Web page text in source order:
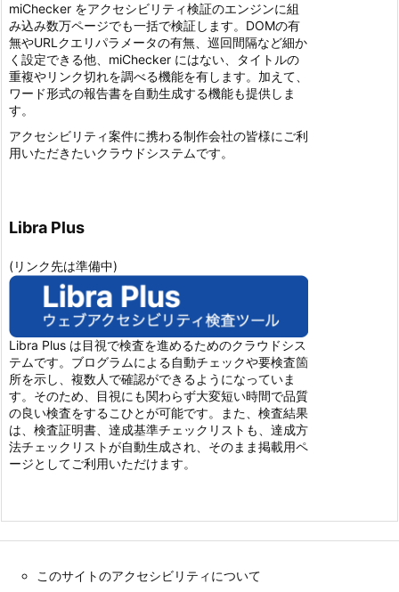
miChecker をアクセシビリティ検証のエンジンに組
み込み数万ページでも一括で検証します。DOMの有
無やURLクエリパラメータの有無、巡回間隔など細か
く設定できる他、miChecker にはない、タイトルの
重複やリンク切れを調べる機能を有します。加えて、
ワード形式の報告書を自動生成する機能も提供しま
す。
アクセシビリティ案件に携わる制作会社の皆様にご利
用いただきたいクラウドシステムです。
Libra Plus
(リンク先は準備中)
Libra Plus は目視で検査を進めるためのクラウドシス
テムです。ブログラムによる自動チェックや要検査箇
所を示し、複数人で確認ができるようになっていま
す。そのため、目視にも関わらず大変短い時間で品質
の良い検査をするこひとが可能です。また、検査結果
は、検査証明書、達成基準チェックリストも、達成方
法チェックリストが自動生成され、そのまま掲載用ペ
ージとしてご利用いただけます。
このサイトのアクセシビリティについて